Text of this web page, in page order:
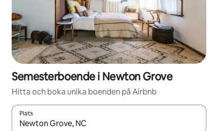
Semesterboende i Newton Grove
Hitta och boka unika boenden på Airbnb
Plats
När resultaten är tillgängliga kan du navigera med upp- och